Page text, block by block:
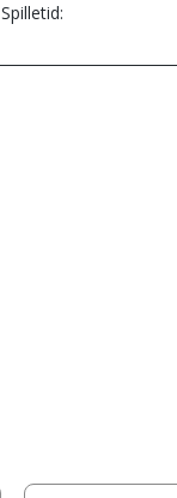
Spilletid